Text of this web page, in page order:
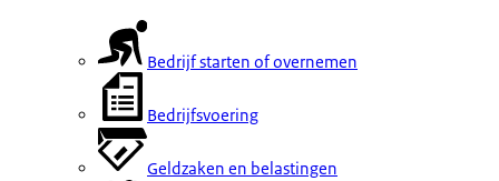
Bedrijf starten of overnemen
Bedrijfsvoering
Geldzaken en belastingen